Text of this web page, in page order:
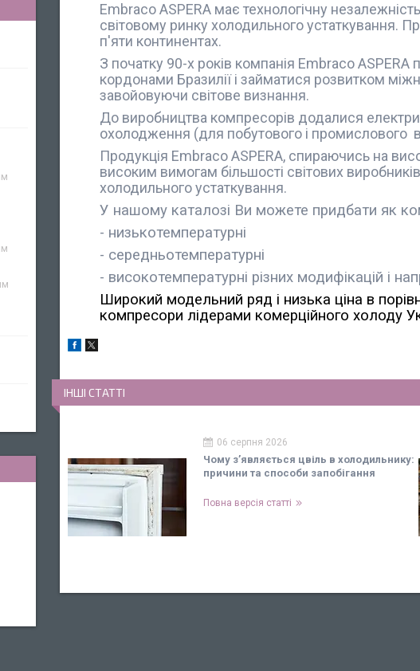
Embraco ASPERA має технологічну
світовому ринку холодильного устаткування.
п'яти континентах.
З початку 90-х років компанія Embraco
кордонами Бразилії і займатися розвитком
завойовуючи світове визнання.
До виробництва компресорів додалися
охолодження (для побутового і промислового
Продукція Embraco ASPERA, спираючись на
високим вимогам більшості світових
холодильного устаткування.
У нашому каталозі Ви можете придбати як
- низькотемпературні
- середньотемпературні
- високотемпературні різних модифікацій і
Широкий модельний ряд і низька ціна в
компресори лідерами комерційного холоду
ІНШІ СТАТТІ
06 серпня 2026
Чому з’являється цвіль в холодильнику:
причини та способи запобігання
Повна версія статті